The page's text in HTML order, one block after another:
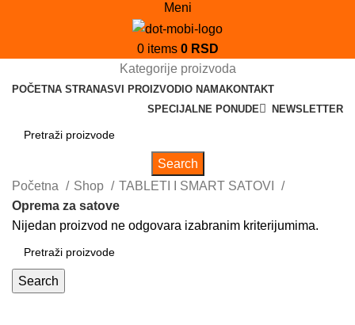
Meni
0 items 0 RSD
Kategorije proizvoda
POČETNA STRANASVI PROIZVODIO NAMAKONTAKT
SPECIJALNE PONUDE
NEWSLETTER
Search
Početna Shop
TABLETI I SMART SATOVI
Oprema za satove
Nijedan proizvod ne odgovara izabranim kriterijumima.
Search